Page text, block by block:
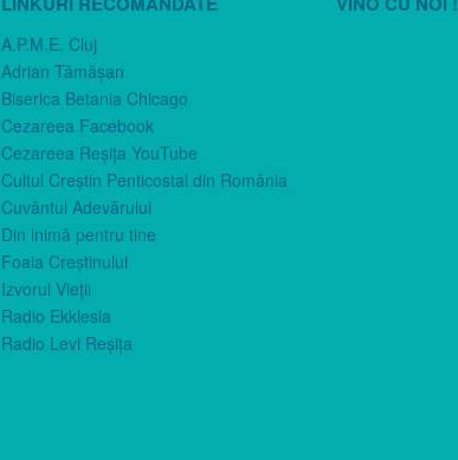
A.P.M.E. Cluj
Adrian Tămăşan
Biserica Betania Chicago
Cezareea Facebook
Cezareea Reşiţa YouTube
Cultul Creştin Penticostal din România
Cuvântul Adevărului
Din inimă pentru tine
Foaia Creştinului
Izvorul Vieţii
Radio Ekklesia
Radio Levi Reşiţa